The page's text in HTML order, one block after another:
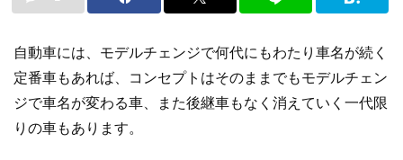
自動車には、モデルチェンジで何代にもわたり車名が続く
定番車もあれば、コンセプトはそのままでもモデルチェン
ジで車名が変わる車、また後継車もなく消えていく一代限
りの車もあります。